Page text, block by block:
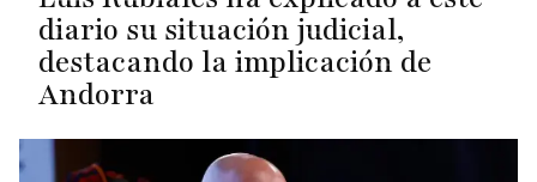
diario su situación judicial,
destacando la implicación de
Andorra